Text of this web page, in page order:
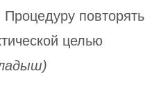
повторять
целью